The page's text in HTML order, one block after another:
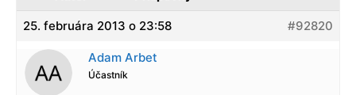
25. februára 2013 o 23:58 #92820
Adam Arbet
Účastník